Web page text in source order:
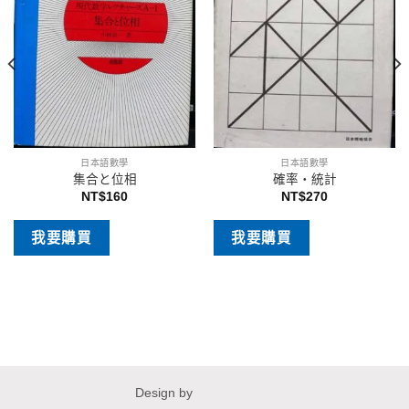
日本語數學
集合と位相
NT$160
我要購買
日本語數學
確率・統計
NT$270
我要購買
Design by